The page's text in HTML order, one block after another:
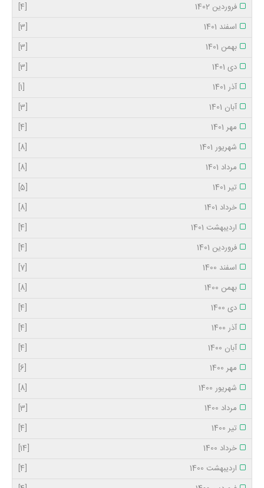
فروردین 1402
[4]
اسفند 1401
[3]
بهمن 1401
[3]
دی 1401
[3]
آذر 1401
[1]
آبان 1401
[3]
مهر 1401
[4]
شهریور 1401
[8]
مرداد 1401
[8]
تیر 1401
[5]
خرداد 1401
[8]
اردیبهشت 1401
[4]
فروردین 1401
[4]
اسفند 1400
[7]
بهمن 1400
[8]
دی 1400
[4]
آذر 1400
[4]
آبان 1400
[4]
مهر 1400
[6]
شهریور 1400
[8]
مرداد 1400
[3]
تیر 1400
[4]
خرداد 1400
[14]
اردیبهشت 1400
[4]